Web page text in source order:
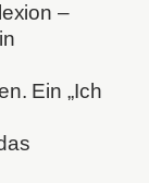
–
Ein „Ich